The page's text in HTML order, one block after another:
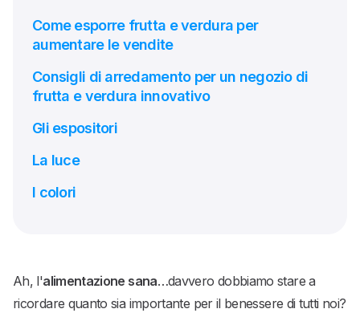
Come esporre frutta e verdura per
aumentare le vendite
Consigli di arredamento per un negozio di
frutta e verdura innovativo
Gli espositori
La luce
I colori
Ah, l'alimentazione sana…davvero dobbiamo stare a
ricordare quanto sia importante per il benessere di tutti noi?